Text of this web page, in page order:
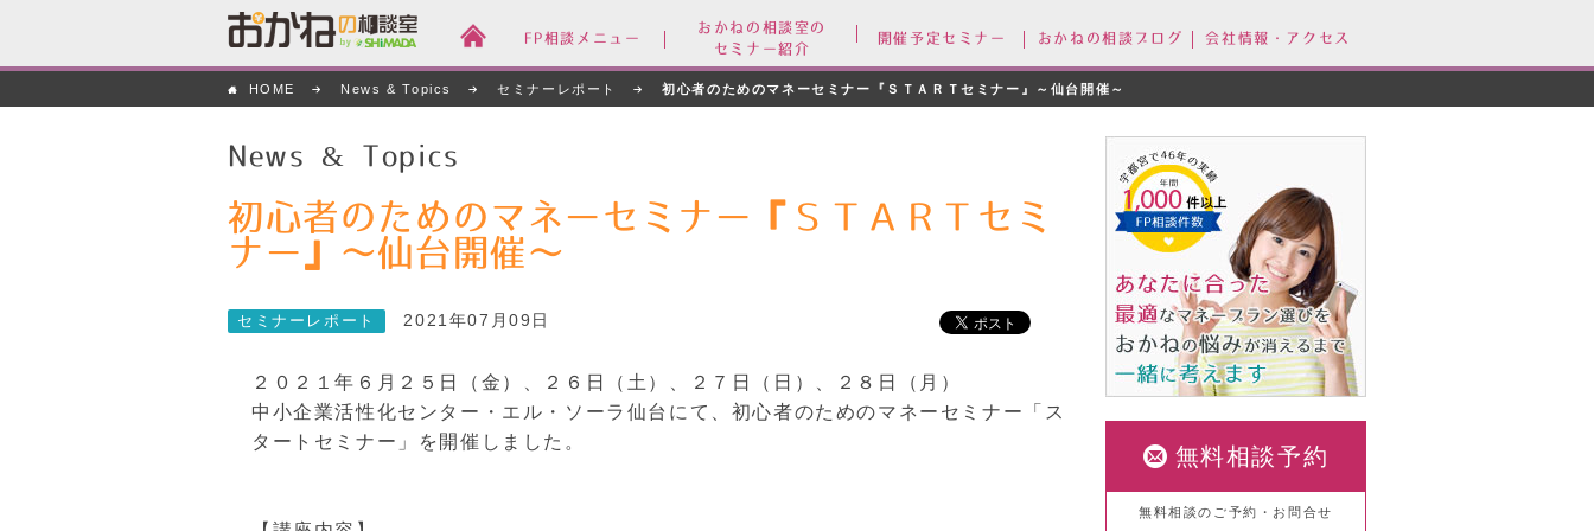
おかねの相談室 by
FP相談メニュー
おかねの相談室の
セミナー紹介
開催予定セミナー おかねの相談ブログ 会社情報・アクセス
HOME News & Topics セミナーレポート 初心者のためのマネーセミナー『ＳＴＡＲＴセミナー』～仙台開催～
News & Topics
初心者のためのマネーセミナー『ＳＴＡＲＴセミ
ナー』～仙台開催～
セミナーレポート 2021年07月09日
２０２１年６月２５日（金）、２６日（土）、２７日（日）、２８日（月）
中小企業活性化センター・エル・ソーラ仙台にて、初心者のためのマネーセミナー「ス
タートセミナー」を開催しました。
無料相談予約
無料相談のご予約・お問合せ